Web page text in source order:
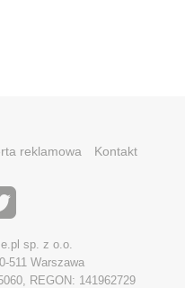
reklamowa Kontakt
sp. z o.o.
511 Warszawa
REGON: 141962729